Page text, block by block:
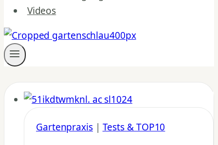
Videos
Gartenpraxis| Tests & TOP10